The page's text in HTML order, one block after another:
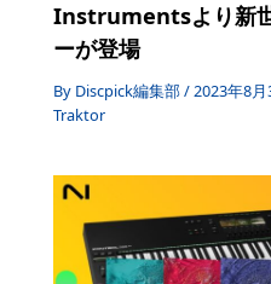
Instrumentsより新
ーが登場
By Discpick編集部/2023年8
Traktor